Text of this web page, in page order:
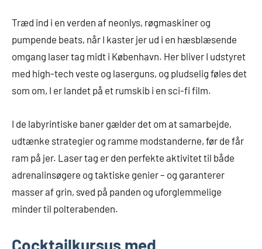
Træd ind i en verden af neonlys, røgmaskiner og
pumpende beats, når I kaster jer ud i en hæsblæsende
omgang laser tag midt i København. Her bliver I udstyret
med high-tech veste og laserguns, og pludselig føles det
som om, I er landet på et rumskib i en sci-fi film.
I de labyrintiske baner gælder det om at samarbejde,
udtænke strategier og ramme modstanderne, før de får
ram på jer. Laser tag er den perfekte aktivitet til både
adrenalinsøgere og taktiske genier – og garanterer
masser af grin, sved på panden og uforglemmelige
minder til polterabenden.